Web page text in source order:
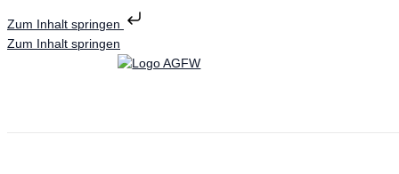
Zum Inhalt springen
Zum Inhalt springen